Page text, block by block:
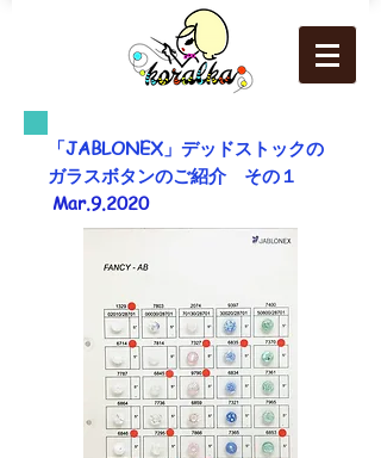
「JABLONEX」 デッドストックの
ガラスボタンのご紹介 その１
Mar.9.2020